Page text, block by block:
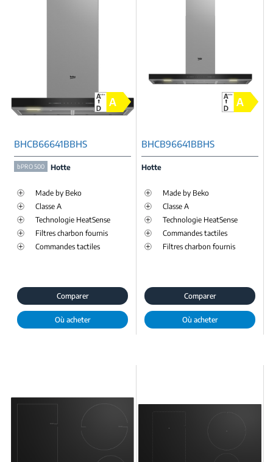
BHCB66641BBHS
bPRO 500 Hotte
Made by Beko
Classe A
Technologie HeatSense
Filtres charbon fournis
Commandes tactiles
Comparer
Où acheter
BHCB96641BBHS
Hotte
Made by Beko
Classe A
Technologie HeatSense
Commandes tactiles
Filtres charbon fournis
Comparer
Où acheter